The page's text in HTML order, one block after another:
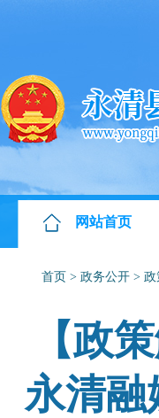
网站首页
首页 > 政务公开 > 政
【政
永清融